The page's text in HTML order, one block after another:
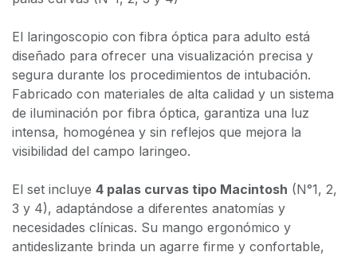
El laringoscopio con fibra óptica para adulto está
diseñado para ofrecer una visualización precisa y
segura durante los procedimientos de intubación.
Fabricado con materiales de alta calidad y un sistema
de iluminación por fibra óptica, garantiza una luz
intensa, homogénea y sin reflejos que mejora la
visibilidad del campo laringeo.
El set incluye 4 palas curvas tipo Macintosh (N°1, 2,
3 y 4), adaptándose a diferentes anatomías y
necesidades clínicas. Su mango ergonómico y
antideslizante brinda un agarre firme y confortable,